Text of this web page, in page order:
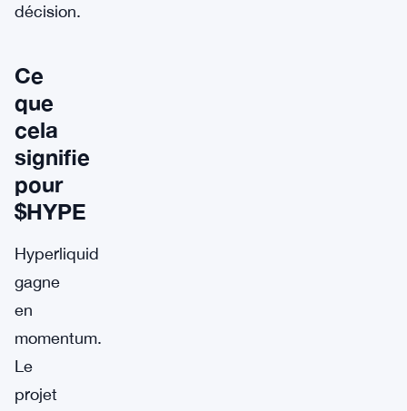
décision.
Ce
que
cela
signifie
pour
$HYPE
Hyperliquid
gagne
en
momentum.
Le
projet